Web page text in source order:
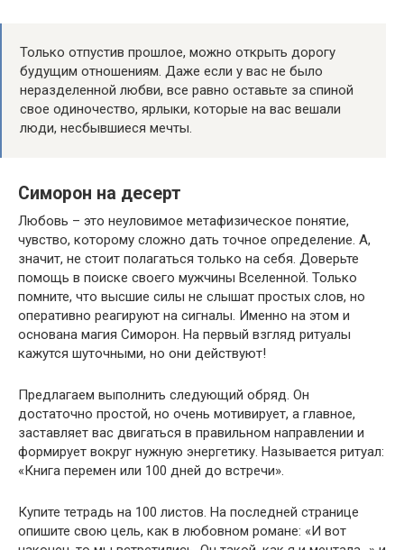
Только отпустив прошлое, можно открыть дорогу
будущим отношениям. Даже если у вас не было
неразделенной любви, все равно оставьте за спиной
свое одиночество, ярлыки, которые на вас вешали
люди, несбывшиеся мечты.
Симорон на десерт
Любовь – это неуловимое метафизическое понятие,
чувство, которому сложно дать точное определение. А,
значит, не стоит полагаться только на себя. Доверьте
помощь в поиске своего мужчины Вселенной. Только
помните, что высшие силы не слышат простых слов, но
оперативно реагируют на сигналы. Именно на этом и
основана магия Симорон. На первый взгляд ритуалы
кажутся шуточными, но они действуют!
Предлагаем выполнить следующий обряд. Он
достаточно простой, но очень мотивирует, а главное,
заставляет вас двигаться в правильном направлении и
формирует вокруг нужную энергетику. Называется ритуал:
«Книга перемен или 100 дней до встречи».
Купите тетрадь на 100 листов. На последней странице
опишите свою цель, как в любовном романе: «И вот